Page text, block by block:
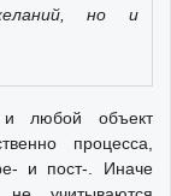
но и
и любой объект
процесса,
и пост-. Иначе